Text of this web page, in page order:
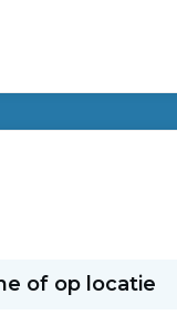
of op locatie